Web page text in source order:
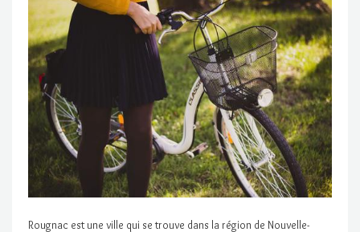
Rougnac est une ville qui se trouve dans la région de Nouvelle-